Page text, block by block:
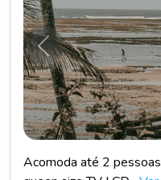
Anterior
Acomoda até 2